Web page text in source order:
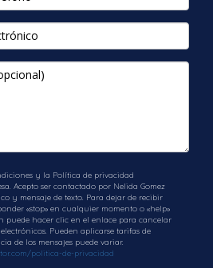
y la Política de privacidad
Acepto ser contactado por Nelida Gomez
y mensaje de texto. Para dejar de recibir
«stop» en cualquier momento o «help»
puede hacer clic en el enlace para cancelar
Pueden aplicarse tarifas de
de los mensajes puede variar.
politica-de-privacidad